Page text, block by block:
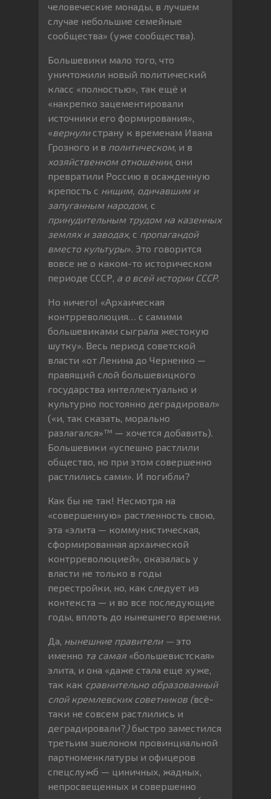
человеческие монады, в лучшем
случае небольшие семейные
сообщества» (уже сообщества).
Большевики мало того, что
уничтожили новый политический
класс «полностью», так ещё и
«накрепко зацементировали
источники его формирования»,
«вернулистрану к временам Ивана
Грозного и в политическом, и в
хозяйственном отношении, они
превратили Россию в осажденную
крепость с нищим, одичавшим и
запуганным народом, с
принудительным трудом на казенных
землях и заводах, с пропагандой
вместо культуры». Это говорится
вовсе не о каком-то историческом
периоде СССР, а о всей истории СССР.
Но ничего! «Архаическая
контрреволюция… с самими
большевиками сыграла жестокую
шутку». Весь период советской
власти «от Ленина до Черненко —
правящий слой большевицкого
государства интеллектуально и
культурно постоянно деградировал»
(«и, так сказать, морально
разлагался»™ — хочется добавить).
Большевики «успешно растлили
общество, но при этом совершенно
растлились сами». И погибли?
Как бы не так! Несмотря на
«совершенную» растленность свою,
эта «элита — коммунистическая,
сформированная архаической
контрреволюцией», оказалась у
власти не только в годы
перестройки, но, как следует из
контекста — и во все последующие
годы, вплоть до нынешнего времени.
Да, нынешние правители — это
именно та самая«большевистская»
элита, и она «даже стала еще хуже,
так как сравнительно образованный
слой кремлевских советников (всё-
таки не совсем растлились и
деградировали? )быстро заместился
третьим эшелоном провинциальной
партноменклатуры и офицеров
спецслужб — циничных, жадных,
непросвещенных и совершенно